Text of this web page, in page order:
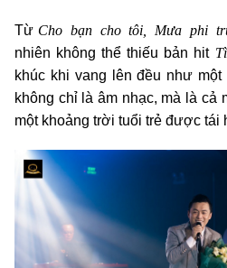
Từ Cho bạn cho tôi, Mưa phi
nhiên không thể thiếu bản hit
khúc khi vang lên đều như
không chỉ là âm nhạc, mà là cả
một khoảng trời tuổi trẻ được tái